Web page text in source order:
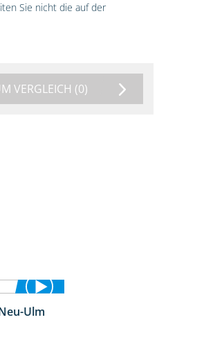
Sie nicht die auf der
VERGLEICH (0)
7:10
Ulm